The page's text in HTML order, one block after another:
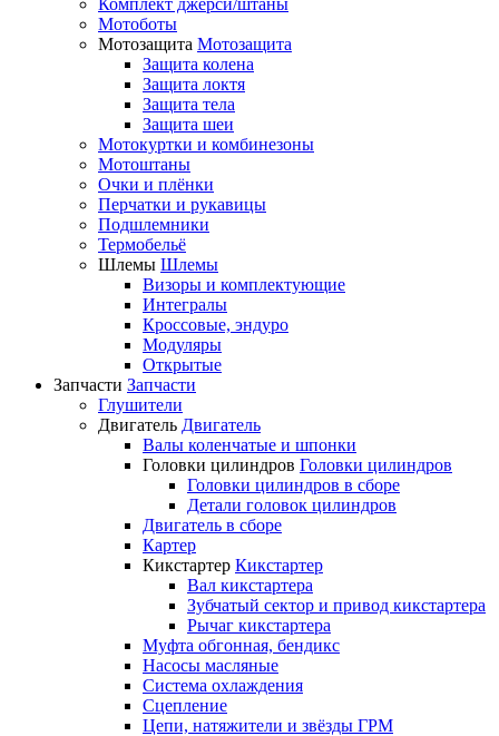
Комплект джерси/штаны
Мотоботы
Мотозащита Мотозащита
Защита колена
Защита локтя
Защита тела
Защита шеи
Мотокуртки и комбинезоны
Мотоштаны
Очки и плёнки
Перчатки и рукавицы
Подшлемники
Термобельё
Шлемы Шлемы
Визоры и комплектующие
Интегралы
Кроссовые, эндуро
Модуляры
Открытые
Запчасти Запчасти
Глушители
Двигатель Двигатель
Валы коленчатые и шпонки
Головки цилиндров Головки цилиндров
Головки цилиндров в сборе
Детали головок цилиндров
Двигатель в сборе
Картер
Кикстартер Кикстартер
Вал кикстартера
Зубчатый сектор и привод кикстартера
Рычаг кикстартера
Муфта обгонная, бендикс
Насосы масляные
Система охлаждения
Сцепление
Цепи, натяжители и звёзды ГРМ